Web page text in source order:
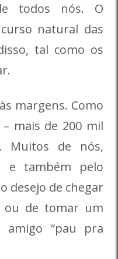
todos nós. O
natural das
tal como os
margens. Como
mais de 200 mil
Muitos de nós,
e também pelo
desejo de chegar
ou de tomar um
amigo “pau pra